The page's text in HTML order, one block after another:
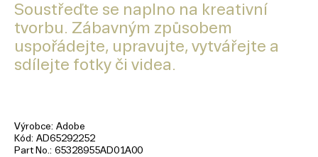
Soustřeďte se naplno na kreativní
tvorbu. Zábavným způsobem
uspořádejte, upravujte, vytvářejte a
sdílejte fotky či videa.
Výrobce Adobe
Kód AD65292252
Part No. 65328955AD01A00